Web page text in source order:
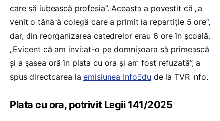
care să iubească profesia”. Aceasta a povestit că „a
venit o tânără colegă care a primit la repartiție 5 ore”,
dar, din reorganizarea catedrelor erau 6 ore în școală.
„Evident că am invitat-o pe domnișoara să primească
și a șasea oră în plata cu ora și am fost refuzată”, a
spus directoarea la emisiunea InfoEdu de la TVR Info.
Plata cu ora, potrivit Legii 141/2025